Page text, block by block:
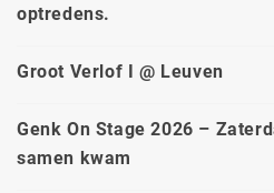
optredens.
Groot Verlof I @ Leuven
Genk On Stage 2026 –
samen kwam